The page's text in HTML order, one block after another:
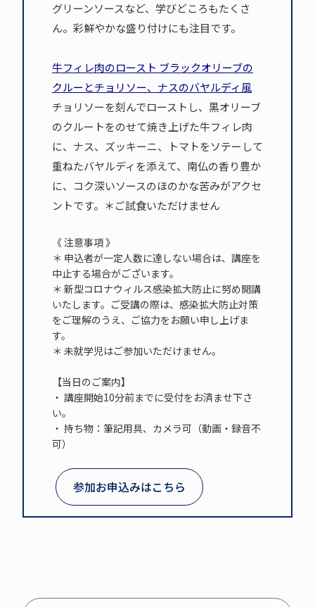
グリーンソースなど、学びどころもたくさ
ん。彩鮮やかな盛り付けにも注目です。
牛フィレ肉のロースト ブラックオリーブの
クルーとチョリソー、ナスのバヤルディ風
チョリソーを刻んでローストし、黒オリーブ
のクルートをのせて焼き上げた牛フィレ肉
に、ナス、ズッキーニ、トマトをソテーして
重ねたバヤルディを添えて、南仏の香り豊か
に、コク深いソースのほのかな苦みがアクセ
ントです。＊ご試食いただけません
《 注意事項 》
＊ 申込者が一定人数に達しない場合は、講座を
中止する場合がございます。
＊ 新型コロナウィルス感染拡大防止に努め開講
いたします。ご受講の際は、感染拡大防止対策
をご理解のうえ、ご協力をお願い申し上げま
す。
＊ 未就学児はご参加いただけません。
【当日のご案内】
・ 講座開始10分前までに受付をお済ませ下さ
い。
・ 持ち物：筆記用具、カメラ可（動画・録音不
可）
参加お申込みはこちら